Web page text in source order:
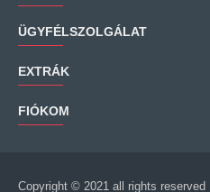
ÜGYFÉLSZOLGÁLAT
EXTRÁK
FIÓKOM
Copyright © 2021 all rights reserved |